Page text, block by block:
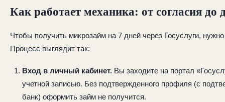
Как работает механика: от согласия до
Чтобы получить микрозайм на 7 дней через Госуслуги,
Процесс выглядит так:
Вход в личный кабинет. Вы заходите на портал
учетной записью. Без подтвержденного профиля (с
банк) оформить займ не получится.